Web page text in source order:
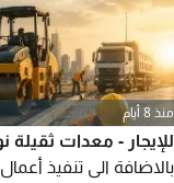
منذ 8 أيام
للإيجار - معدات ثقيلة
بالاضافة الى تنفيذ